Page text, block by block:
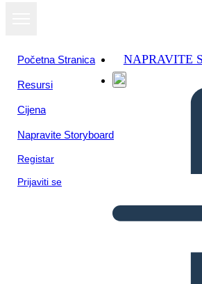
Početna Stranica
Resursi
Cijena
Napravite Storyboard
Registar
Prijaviti se
NAPRAVITE